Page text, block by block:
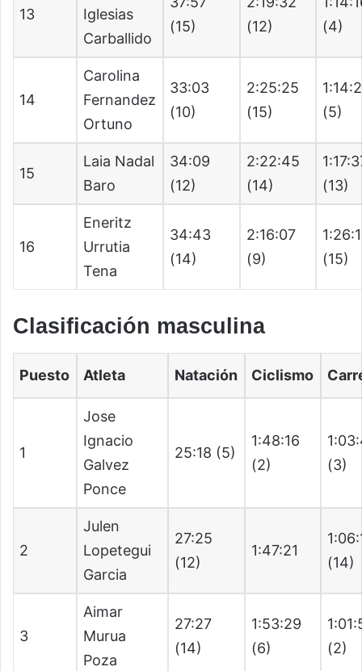
13
Iglesias
Carballido
(15)
(12)
(4)
14
Carolina
Fernandez
Ortuno
33:03
(10)
2:25:25
(15)
(5)
15
Laia Nadal
Baro
34:09
(12)
2:22:45
(14)
(13)
16
Eneritz
Urrutia
Tena
34:43
(14)
2:16:07
(9)
(15)
Clasificación masculina
Puesto Atleta Natación Ciclismo
1
Jose
Ignacio
Galvez
Ponce
25:18 (5)
1:48:16
(2)
(3)
2
Julen
Lopetegui
Garcia
27:25
(12)
1:47:21
(14)
3
Aimar
Murua
Poza
27:27
(14)
1:53:29
(6)
(2)